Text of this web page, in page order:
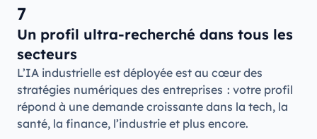
7
Un profil ultra-recherché dans tous les
secteurs
L’IA industrielle est déployée est au cœur des
stratégies numériques des entreprises : votre profil
répond à une demande croissante dans la tech, la
santé, la finance, l’industrie et plus encore.